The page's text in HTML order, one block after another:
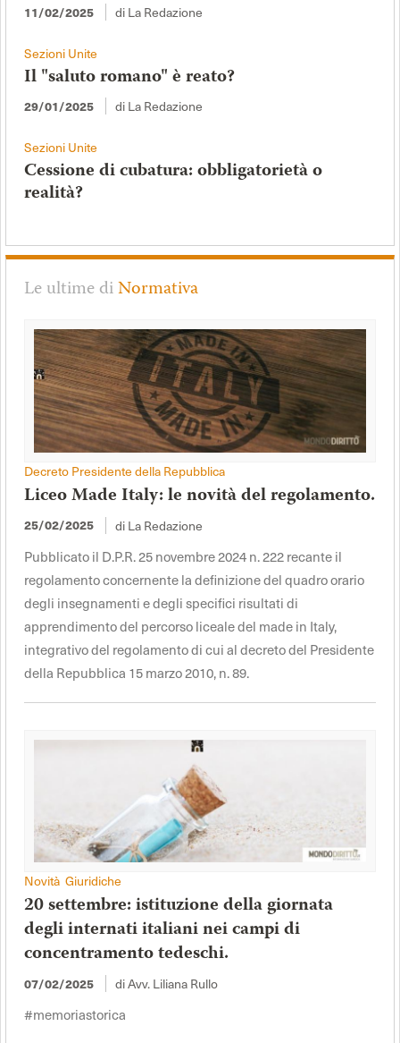
11/02/2025 di La Redazione
Sezioni Unite
Il "saluto romano" è reato?
29/01/2025 di La Redazione
Sezioni Unite
Cessione di cubatura: obbligatorietà o
realità?
Le ultime diNormativa
Decreto Presidente della Repubblica
Liceo Made Italy: le novità del regolamento.
25/02/2025 di La Redazione
Pubblicato il D.P.R. 25 novembre 2024 n. 222 recante il
regolamento concernente la definizione del quadro orario
degli insegnamenti e degli specifici risultati di
apprendimento del percorso liceale del made in Italy,
integrativo del regolamento di cui al decreto del Presidente
della Repubblica 15 marzo 2010, n. 89.
Novità Giuridiche
20 settembre: istituzione della giornata
degli internati italiani nei campi di
concentramento tedeschi.
07/02/2025 di Avv. Liliana Rullo
#memoriastorica